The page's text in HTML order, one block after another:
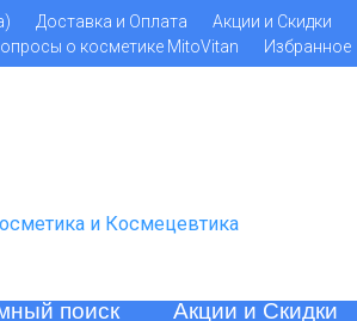
Доставка и Оплата Акции и Скидки
о косметике MitoVitan Избранное
и Космецевтика
поиск Акции и Скидки